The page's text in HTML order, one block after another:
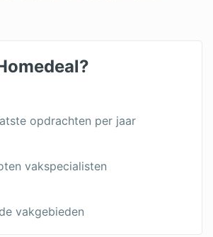
opdrachten per jaar
vakspecialisten
vakgebieden